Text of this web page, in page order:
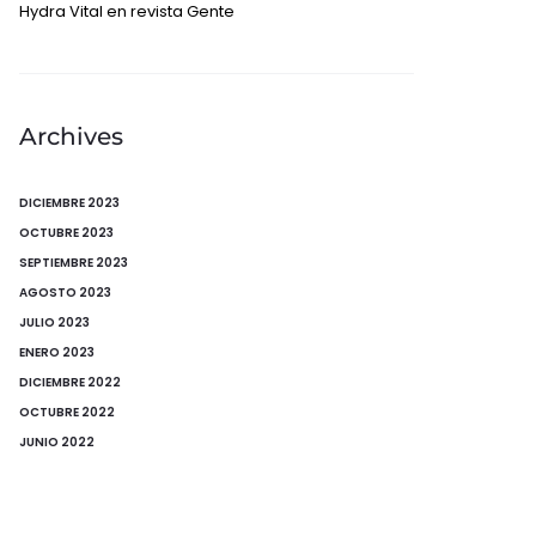
Hydra Vital en revista Gente
Archives
DICIEMBRE 2023
OCTUBRE 2023
SEPTIEMBRE 2023
AGOSTO 2023
JULIO 2023
ENERO 2023
DICIEMBRE 2022
OCTUBRE 2022
JUNIO 2022